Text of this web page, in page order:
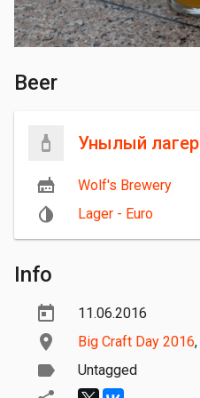
Beer
Унылый лагер
Wolf's Brewery
Lager - Euro
Info
11.06.2016
Big Craft Day 2016,
Untagged